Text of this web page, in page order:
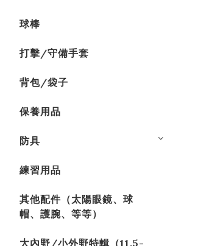
球棒
打擊/守備手套
背包/袋子
保養用品
防具
練習用品
其他配件（太陽眼鏡、球
帽、護腕、等等）
大內野/小外野特輯（11.5-